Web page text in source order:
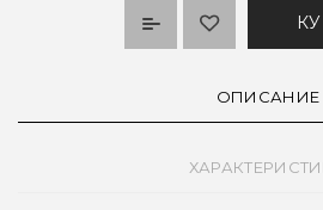
ОПИСАНИЕ